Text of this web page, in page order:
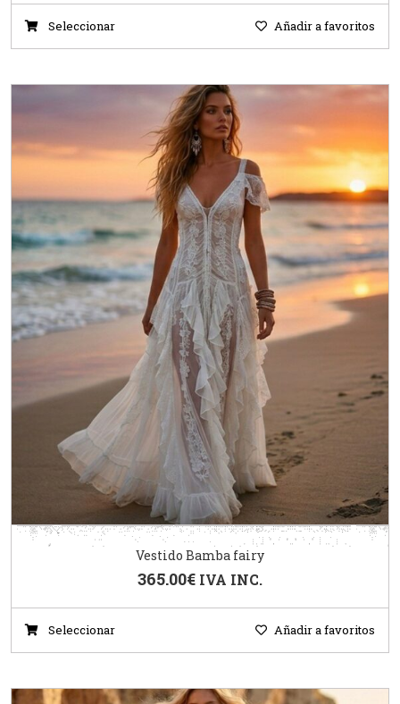
Seleccionar Añadir a favoritos
Vestido Bamba fairy
365.00€ IVA INC.
Seleccionar Añadir a favoritos